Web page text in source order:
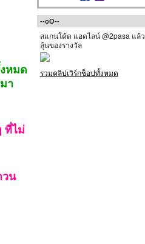
หมด
า
ที่ไม่
น
--oO--
สแกนโค้ด แอดไลน์ @2pasa แล้ว
ลุ้นของรางวัล
รวมคลิปเวิร์กช็อปทั้งหมด